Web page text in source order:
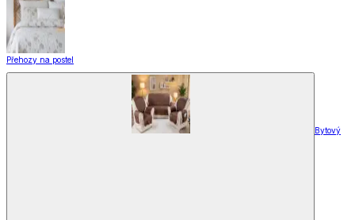
Přehozy na postel
Bytový